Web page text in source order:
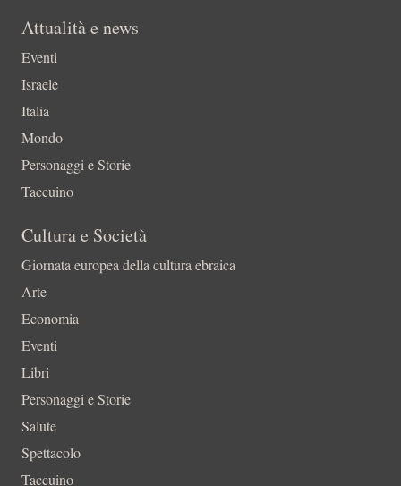
Attualità e news
Eventi
Israele
Italia
Mondo
Personaggi e Storie
Taccuino
Cultura e Società
Giornata europea della cultura ebraica
Arte
Economia
Eventi
Libri
Personaggi e Storie
Salute
Spettacolo
Taccuino